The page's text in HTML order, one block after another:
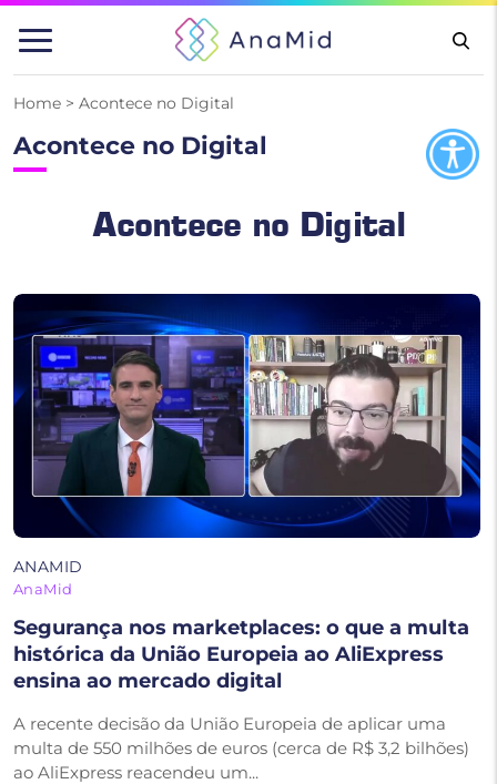
Pular
para
Home > Acontece no Digital
Acontece no Digital
Acontece no Digital
ANAMID
AnaMid
Segurança nos marketplaces: o que a multa
histórica da União Europeia ao AliExpress
ensina ao mercado digital
A recente decisão da União Europeia de aplicar uma
multa de 550 milhões de euros (cerca de R$ 3,2 bilhões)
ao AliExpress reacendeu um...